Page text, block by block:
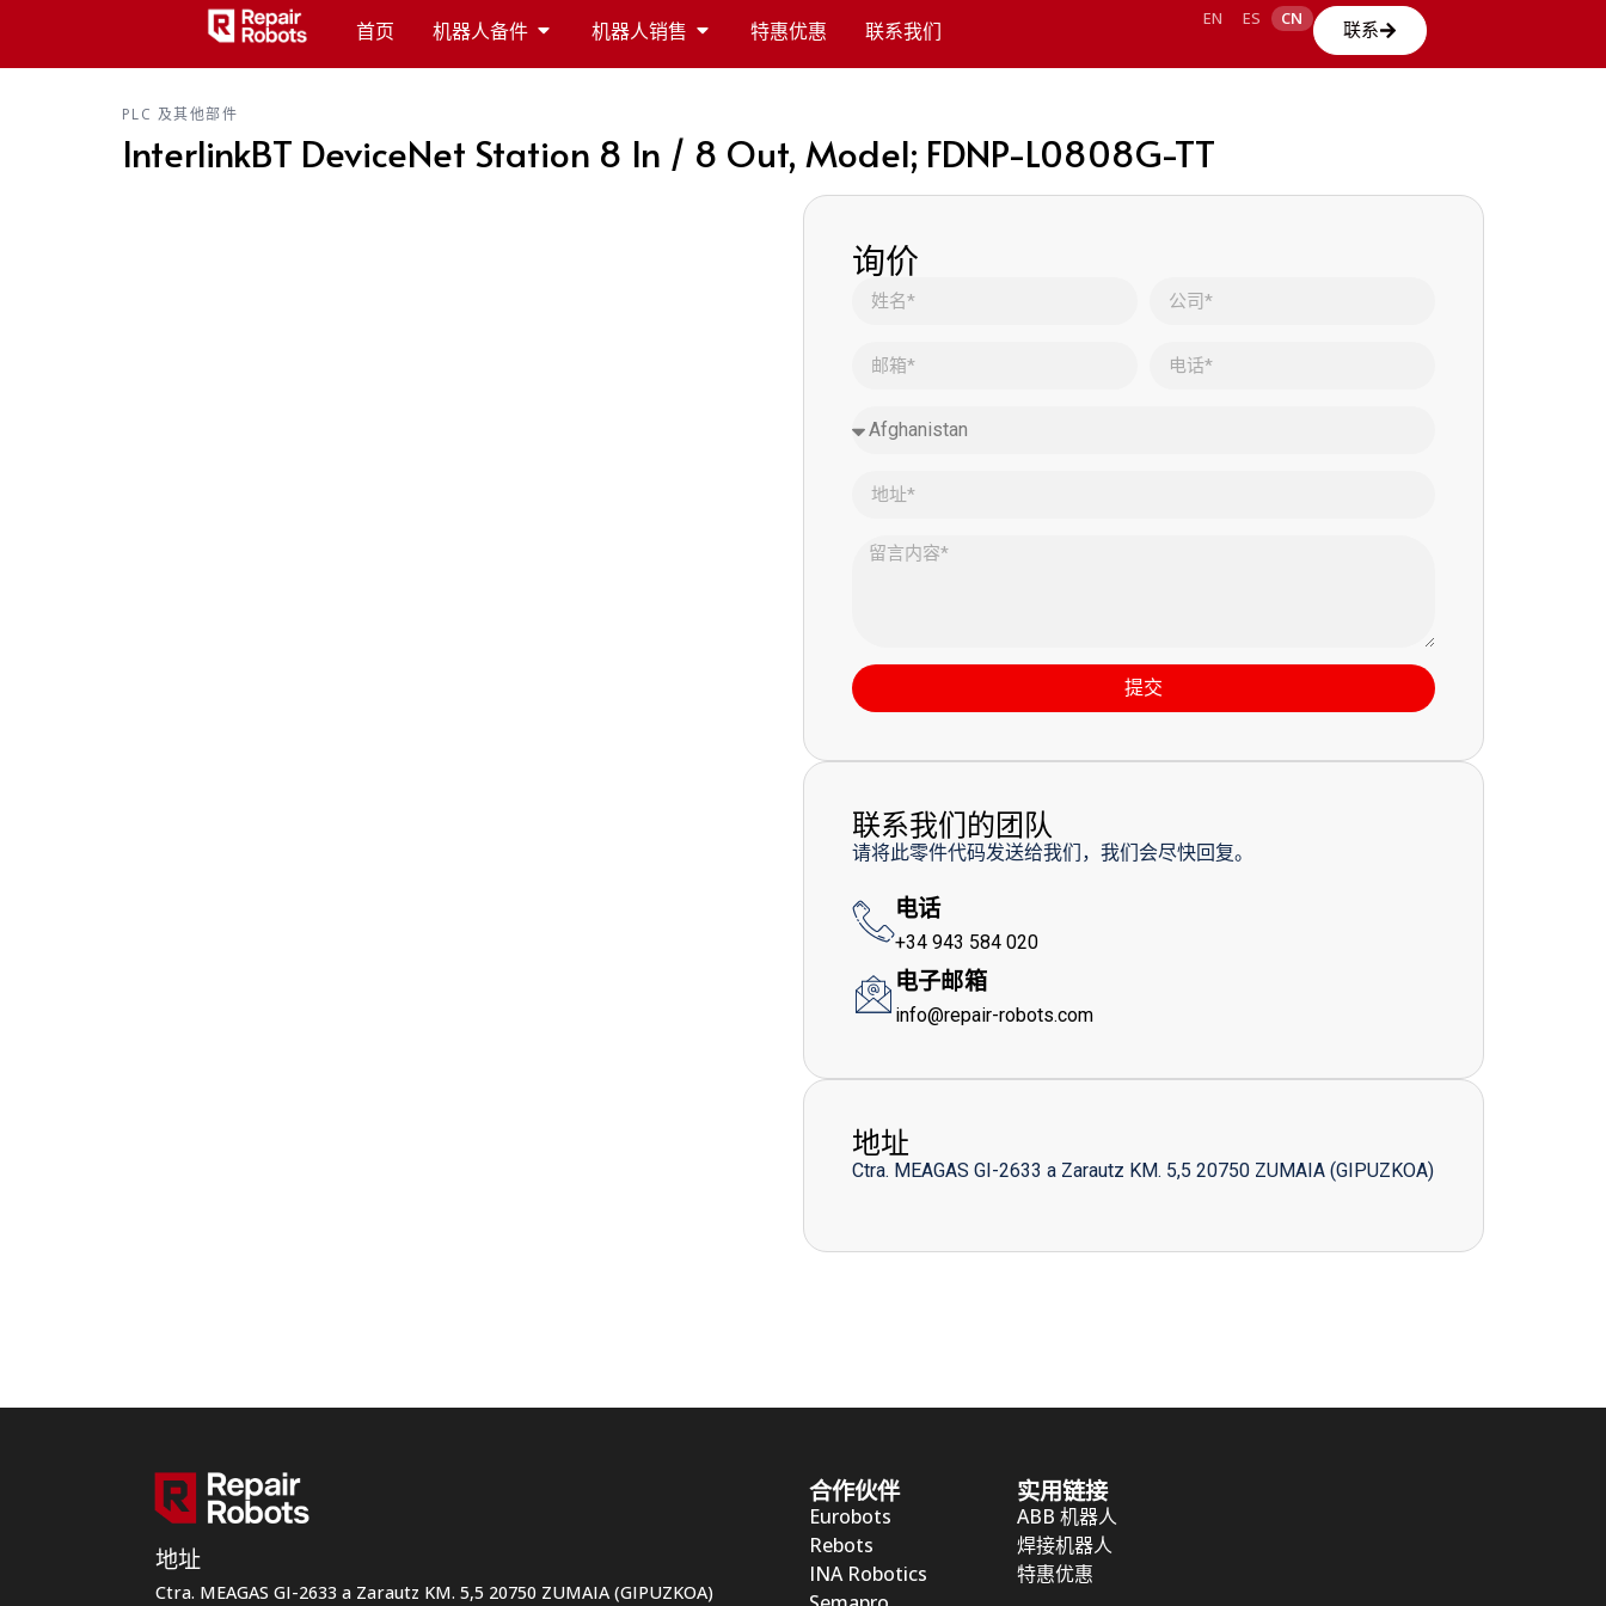
首页 机器人备件 机器人销售 特惠优惠 联系我们 EN ES CN
联系
PLC 及其他部件
InterlinkBT DeviceNet Station 8 In / 8 Out, Model; FDNP-L0808G-TT
询价
提交
联系我们的团队
请将此零件代码发送给我们，我们会尽快回复。
电话
+34 943 584 020
电子邮箱
info@repair-robots.com
地址
Ctra. MEAGAS GI-2633 a Zarautz KM. 5,5 20750 ZUMAIA (GIPUZKOA)
地址
Ctra. MEAGAS GI-2633 a Zarautz KM. 5,5 20750 ZUMAIA (GIPUZKOA)
合作伙伴
Eurobots
Rebots
INA Robotics
实用链接
ABB 机器人
焊接机器人
特惠优惠